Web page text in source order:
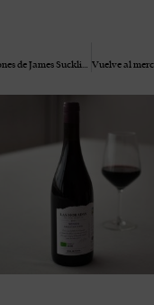
Nuevas puntuaciones de James Suckling para Albillo Real ECO 2022 y SENDA 2020